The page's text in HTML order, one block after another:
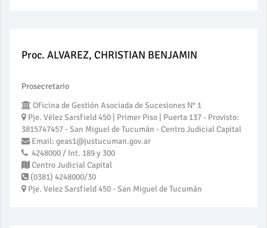
Proc. ALVAREZ, CHRISTIAN BENJAMIN
Prosecretario
Oficina de Gestión Asociada de Sucesiones N° 1
Pje. Vélez Sarsfield 450 | Primer Piso | Puerta 137 - Provisto:
3815747457 - San Miguel de Tucumán - Centro Judicial Capital
Email: geas1@justucuman.gov.ar
4248000 / Int. 189 y 300
Centro Judicial Capital
(0381) 4248000/30
Pje. Velez Sarsfield 450 - San Miguel de Tucumán